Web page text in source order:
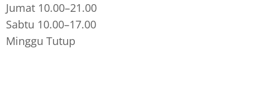
Jumat 10.00–21.00
Sabtu 10.00–17.00
Minggu Tutup